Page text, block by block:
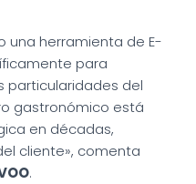
una herramienta de E-
para
particularidades del
gastronómico está
en décadas,
cliente», comenta
.